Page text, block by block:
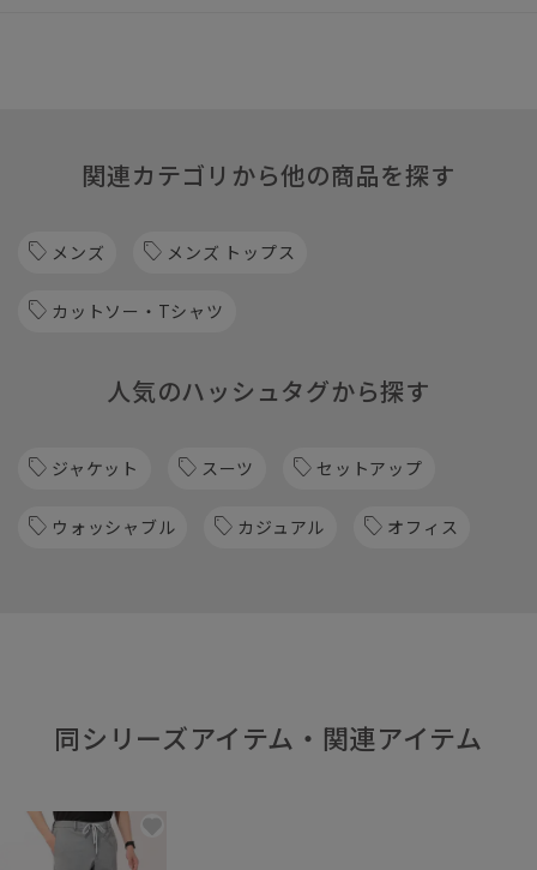
関連カテゴリから他の商品を探す
メンズ メンズ トップス
カットソー・Tシャツ
人気のハッシュタグから探す
ジャケット スーツ セットアップ
ウォッシャブル カジュアル オフィス
同シリーズアイテム・関連アイテム